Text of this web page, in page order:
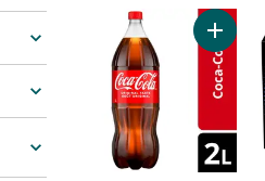
sauter Boissons gazeuses